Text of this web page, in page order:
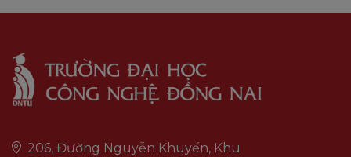
206, Đường Nguyễn Khuyến, Khu